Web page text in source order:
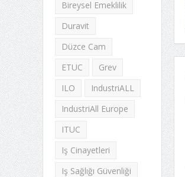
Bireysel Emeklilik
Duravit
Düzce Cam
ETUC
Grev
ILO
IndustriALL
IndustriAll Europe
ITUC
Iş Cinayetleri
Iş Sağlığı Güvenliği